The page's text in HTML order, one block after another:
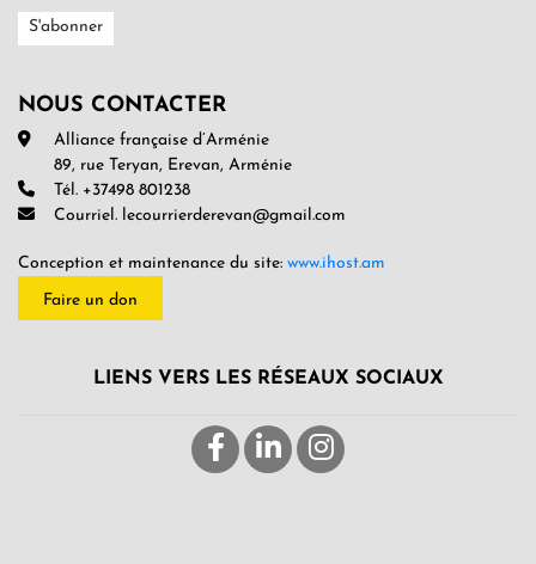
NOUS CONTACTER
Alliance française d’Arménie
89, rue Teryan, Erevan, Arménie
Tél. +37498 801238
Courriel. lecourrierderevan@gmail.com
Conception et maintenance du site: www.ihost.am
Faire un don
LIENS VERS LES RÉSEAUX SOCIAUX